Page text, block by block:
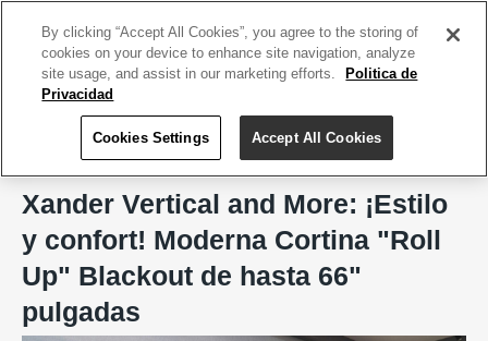
Xander Vertical and More
Xander Vertical and More: ¡Estilo
y confort! Moderna Cortina "Roll
Up" Blackout de hasta 66"
pulgadas
By clicking “Accept All Cookies”, you agree to the storing of
cookies on your device to enhance site navigation, analyze
site usage, and assist in our marketing efforts.
Politica de
Privacidad
Cookies Settings Accept All Cookies